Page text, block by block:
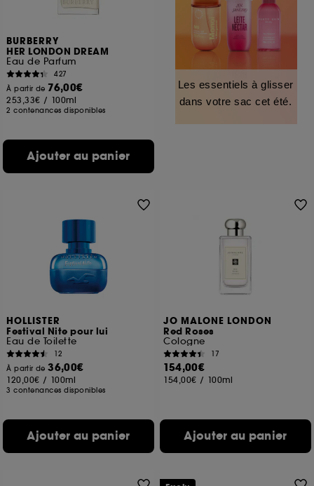
BURBERRY
HER LONDON DREAM
Eau de Parfum
427
À partir de 76,00€
253,33€ / 100ml
2 contenances disponibles
Ajouter au panier
Les essentiels à glisser
dans votre sac cet été.
HOLLISTER
Festival Nite pour lui
Eau de Toilette
12
À partir de36,00€
120,00€ / 100ml
3 contenances disponibles
Ajouter au panier
JO MALONE LONDON
Red Roses
Cologne
17
154,00€
154,00€ / 100ml
Ajouter au panier